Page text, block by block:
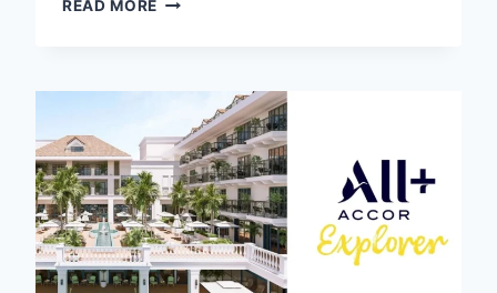
READ MORE
EXPLORER
員
2026
專
屬
禮
遇：
亞